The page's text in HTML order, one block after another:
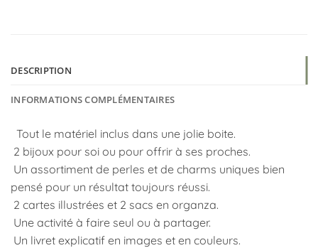
DESCRIPTION
INFORMATIONS COMPLÉMENTAIRES
Tout le matériel inclus dans une jolie boite.
2 bijoux pour soi ou pour offrir à ses proches.
Un assortiment de perles et de charms uniques bien
pensé pour un résultat toujours réussi.
2 cartes illustrées et 2 sacs en organza.
Une activité à faire seul ou à partager.
Un livret explicatif en images et en couleurs.